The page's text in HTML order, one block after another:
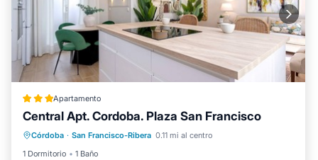
Apartamento
Central Apt. Cordoba. Plaza San Francisco
Córdoba · San Francisco-Ribera 0.11 mi al centro
1 Dormitorio
1 Baño
Balcón/Terraza
Cocina
Aire acondicionado
Internet